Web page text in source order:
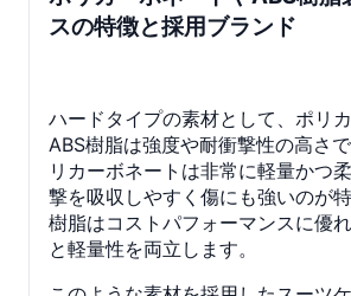
スの特徴と採用ブランド
ハードタイプの素材として、ポリ
ABS樹脂は強度や耐衝撃性の高さ
リカーボネートは非常に軽量かつ
撃を吸収しやすく傷にも強いのが
樹脂はコストパフォーマンスに優
と軽量性を両立します。